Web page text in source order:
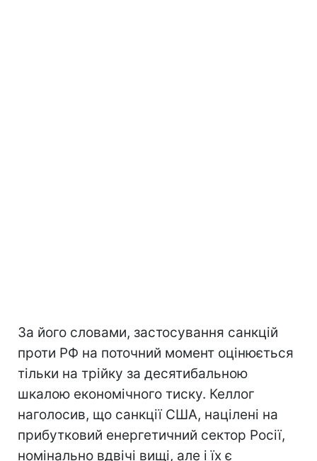
За його словами, застосування санкцій
проти РФ на поточний момент оцінюється
тільки на трійку за десятибальною
шкалою економічного тиску. Келлог
наголосив, що санкції США, націлені на
прибутковий енергетичний сектор Росії,
номінально вдвічі вищі, але і їх є